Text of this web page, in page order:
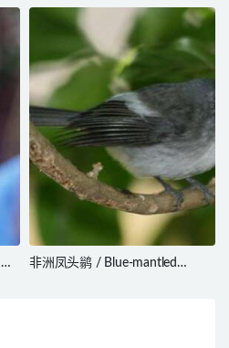
Prinia bairdii
非洲凤头鹟 / Blue-mantled